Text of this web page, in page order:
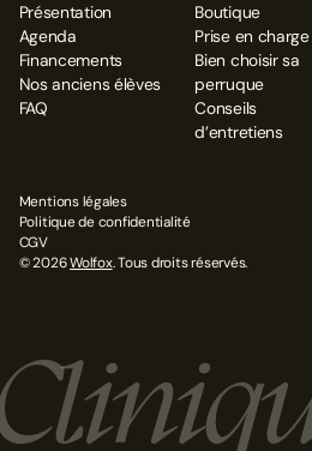
Présentation
Agenda
Financements
Nos anciens élèves
FAQ
Boutique
Prise en charge
Bien choisir sa
perruque
Conseils
d’entretiens
Mentions légales
Politique de confidentialité
CGV
© 2026Wolfox. Tous droits réservés.